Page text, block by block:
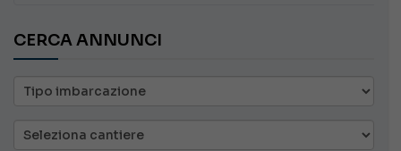
CERCA ANNUNCI